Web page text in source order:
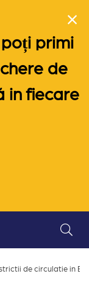
poți primi
de
in fiecare
de circulatie in